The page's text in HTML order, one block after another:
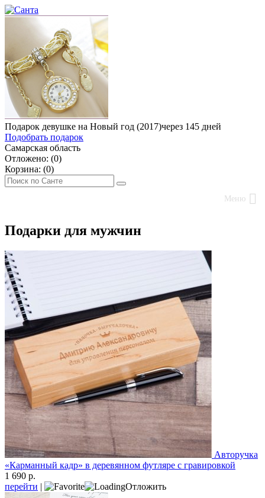
Подарок девушке на Новый год (2017)через 145 дней
Подобрать подарок
Самарская область
Отложено: (0)
Корзина: (0)
Меню
Подарки для мужчин
Авторучка
«Карманный кадр» в деревянном футляре с гравировкой
1 690 р.
перейти | Отложить